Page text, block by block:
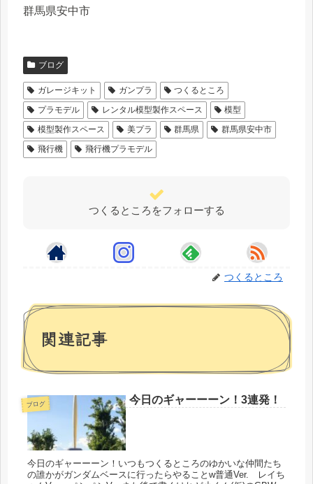
群馬県安中市
ブログ
ガレージキット ガンプラ
つくるところ
プラモデル
レンタル模型製作スペース
模型
模型製作スペース
美プラ 群馬県
群馬県安中市
飛行機
飛行機プラモデル
つくるところをフォローする
つくるところ
関連記事
ブログ 今日のギャーーーン！3連発！
今日のギャーーーン！いつもつくるところのゆかいな仲間たち
の誰かがガンダムベースに行ったらやることw普通Ver. レイち